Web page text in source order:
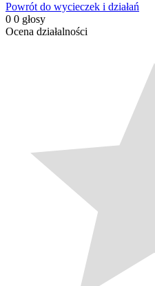
Powrót do wycieczek i działań
0 0 głosy
Ocena działalności